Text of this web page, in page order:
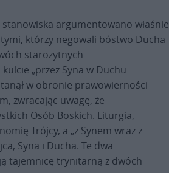
argumentowano właśnie
którzy negowali bóstwo Ducha
starożytnych
„przez Syna w Duchu
w obronie prawowierności
zwracając uwagę, że
Osób Boskich. Liturgia,
Trójcy, a „z Synem wraz z
Syna i Ducha. Te dwa
tajemnicę trynitarną z dwóch